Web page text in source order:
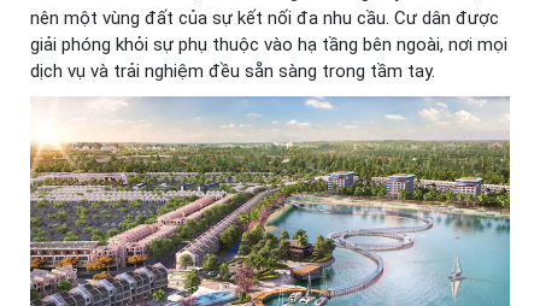
nên một vùng đất của sự kết nối đa nhu cầu. Cư dân được
giải phóng khỏi sự phụ thuộc vào hạ tầng bên ngoài, nơi mọi
dịch vụ và trải nghiệm đều sẵn sàng trong tầm tay.